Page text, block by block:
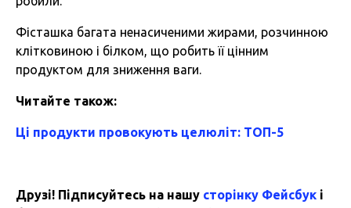
Фісташка багата ненасиченими жирами, розчинною
клітковиною і білком, що робить її цінним
продуктом для зниження ваги.
Читайте також:
Ці продукти провокують целюліт: ТОП-5
Друзі! Підписуйтесь на нашу сторінку Фейсбук і